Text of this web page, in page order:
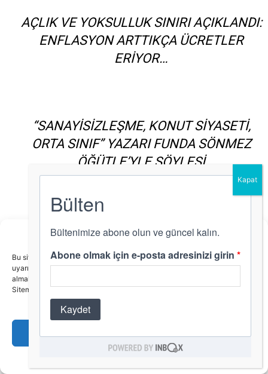
Bu site deneyimlerinizi kişiselleştirmek amacıyla KVKK ve GDPR
uyarınca çerez(cookie) kullanmaktadır. Bu konu hakkında detaylı bilgi
almak için
Sitemizi kullanarak, çerezleri kullanmamızı kabul edersiniz.
AÇLIK VE YOKSULLUK SINIRI AÇIKLANDI:
ENFLASYON ARTTIKÇA ÜCRETLER
ERIYOR…
“SANAYISIZLEŞME, KONUT SIYASETI,
ORTA SINIF” YAZARI FUNDA SÖNMEZ
ÖĞÜTLE’YLE SÖYLEŞI
BU KADAR KONUT VARKEN NEDEN
BARINAMIYORUZ?
ÜZERINE ÖNERILER
Önceki İçerik Sonraki İçerik